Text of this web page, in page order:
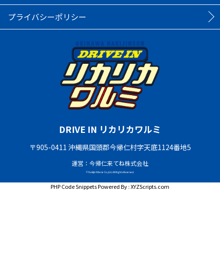
プライバシーポリシー
DRIVE IN リカリカワルミ
〒905-0411 沖縄県国頭郡今帰仁村字天底1124番地5
運営：今帰仁来てね株式会社
© Nakijin Kitene Co.,Ltd. All Rights Reserved.
PHP Code SnippetsPowered By :XYZScripts.com